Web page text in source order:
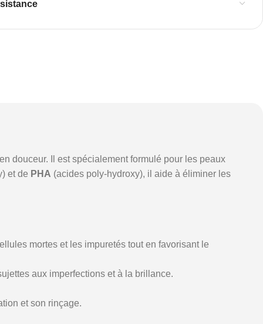
douceur. Il est spécialement formulé pour les peaux
et de PHA (acides poly-hydroxy), il aide à éliminer les
mortes et les impuretés tout en favorisant le
aux imperfections et à la brillance.
et son rinçage.